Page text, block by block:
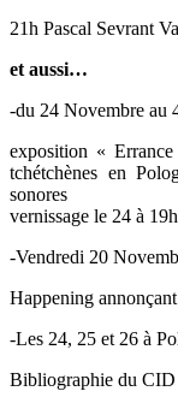
21h Pascal Sevrant
et aussi…
-du 24 Novembre au
exposition «
tchétchènes en
sonores
vernissage le 24 à
-Vendredi 20
Happening
-Les 24, 25 et 26 à
Bibliographie du CID